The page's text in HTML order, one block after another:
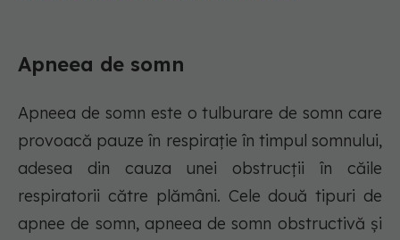
Apneea de somn
Apneea de somn este o tulburare de somn care
provoacă pauze în respirație în timpul somnului,
adesea din cauza unei obstrucții în căile
respiratorii către plămâni. Cele două tipuri de
apnee de somn, apneea de somn obstructivă și